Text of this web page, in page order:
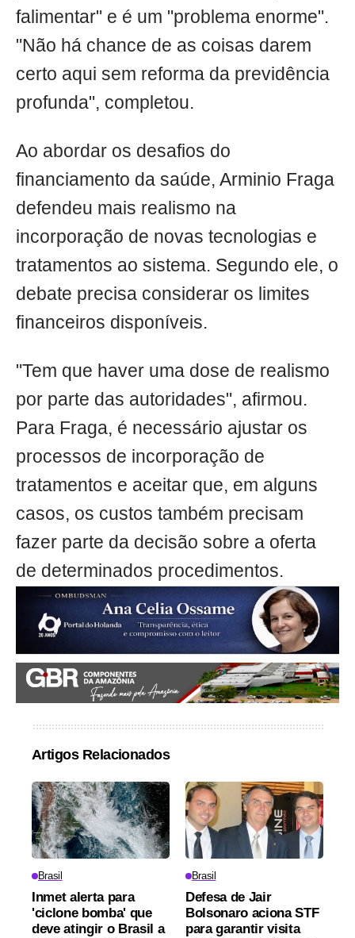
falimentar" e é um "problema enorme".
"Não há chance de as coisas darem
certo aqui sem reforma da previdência
profunda", completou.
Ao abordar os desafios do
financiamento da saúde, Arminio Fraga
defendeu mais realismo na
incorporação de novas tecnologias e
tratamentos ao sistema. Segundo ele, o
debate precisa considerar os limites
financeiros disponíveis.
"Tem que haver uma dose de realismo
por parte das autoridades", afirmou.
Para Fraga, é necessário ajustar os
processos de incorporação de
tratamentos e aceitar que, em alguns
casos, os custos também precisam
fazer parte da decisão sobre a oferta
de determinados procedimentos.
Artigos Relacionados
Brasil
Inmet alerta para
'ciclone bomba' que
deve atingir o Brasil a
Brasil
Defesa de Jair
Bolsonaro aciona STF
para garantir visita